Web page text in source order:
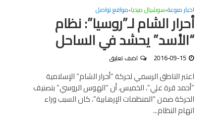
اخبار منوعة•سوشيال ميديا•مواقع تواصل
أحرار الشام لـ”روسيا”: نظام
“الأسد” يحشد في الساحل
2016-09-15 اضف تعليق
اعتبر الناطق الرسمي لحركة “أحرار الشام” الإسلامية
“أحمد قرة علي”، الخميس، أن “الهوس الروسي” بتصنيف
الحركة ضمن “المنظمات الإرهابية”، كان السبب وراء
اتهام النظام...